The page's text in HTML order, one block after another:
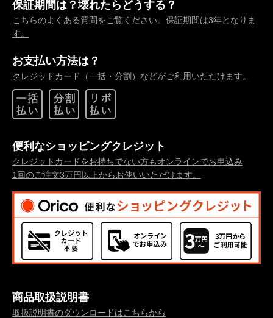
保証期間は？壊れたらどうする？
こちらのよくある質問をご覧ください。保証期間は3年となりま
す。
お支払い方法は？
クレジットカード（一括・分割）などがご利用いただけます。
便利なショッピングクレジット
クレジットカードをお持ちでない方もオンラインでお申込み
1回のご注文3万円以上からお使いいただけます。
商品取扱説明書
取扱説明書のダウンロードはこちらから